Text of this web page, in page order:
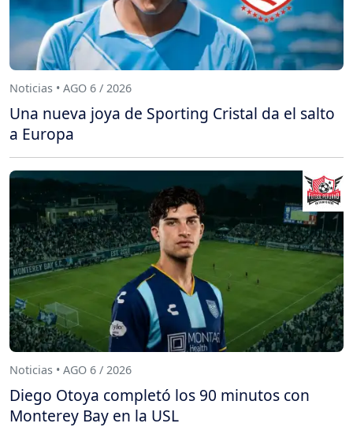
Noticias • AGO 6 / 2026
Una nueva joya de Sporting Cristal da el salto
a Europa
Noticias • AGO 6 / 2026
Diego Otoya completó los 90 minutos con
Monterey Bay en la USL